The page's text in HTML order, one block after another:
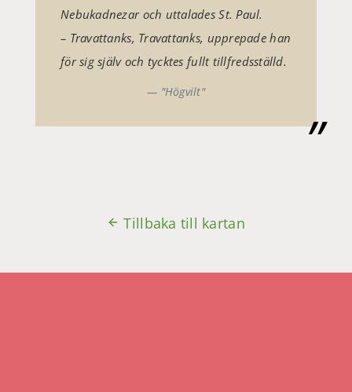
Nebukadnezar och uttalades St. Paul.
– Travattanks, Travattanks, upprepade han
för sig själv och tycktes fullt tillfredsställd.
"Högvilt"
Tillbaka till kartan